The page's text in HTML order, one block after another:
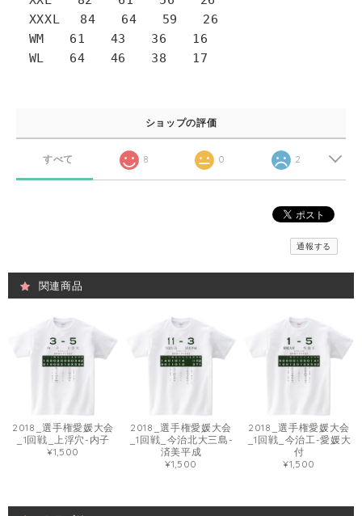
XXXL 84 64 59 26
WM 61 43 36 16
WL 64 46 38 17
ショップの評価
すべて 8 0 2
通報する
関連商品
2018_選手権愛媛大会
_1回戦_上浮穴-内子
¥1,500
2018_選手権愛媛大会
_1回戦_今治北大三島-
済美平成
¥1,500
2018_選手権愛媛大会
_1回戦_今治工-愛媛大
付
¥1,500